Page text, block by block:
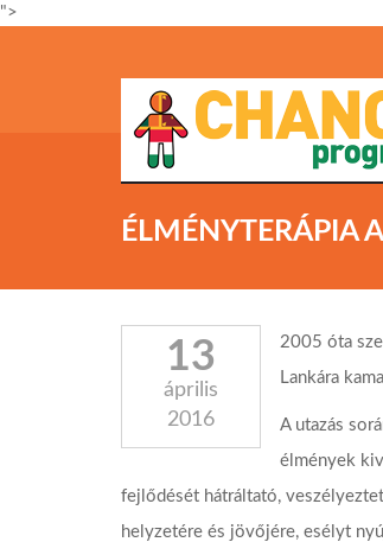
">
ÉLMÉNYTERÁPIA
13
április
2016
2005 óta
Lankára
A utazás
élmények
fejlődését hátráltató,
helyzetére és jövőjére, esélyt